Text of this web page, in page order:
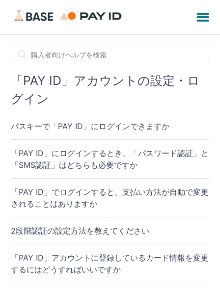
「PAY ID」アカウントの設定・ロ
グイン
パスキーで「PAY ID」にログインできますか
「PAY ID」にログインするとき、「パスワード認証」と
「SMS認証」はどちらも必要ですか
「PAY ID」でログインすると、支払い方法が自動で変更
されることはありますか
2段階認証の設定方法を教えてください
「PAY ID」アカウントに登録しているカード情報を変更
するにはどうすればいいですか